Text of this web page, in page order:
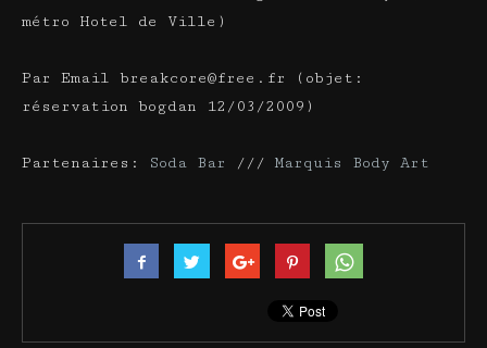
métro Hotel de Ville)
Par Email breakcore@free.fr (objet:
réservation bogdan 12/03/2009)
Partenaires: Soda Bar /// Marquis Body Art